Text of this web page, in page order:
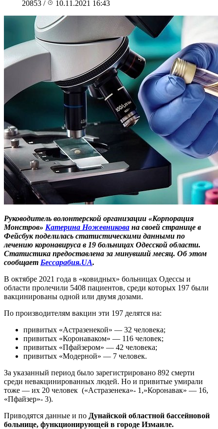
20853 / 10.11.2021 16:43
Руководитель волонтерской организации «Корпорация
Монстров» Катерина Ножевникова на своей странице в
Фейсбук поделилась статистическими данными по
лечению коронавируса в 19 больницах Одесской области.
Статистика предоставлена за минувший месяц. Об этом
сообщает Бессарабия.UA.
В октябре 2021 года в «ковидных» больницах Одессы и
области пролечили 5408 пациентов, среди которых 197 были
вакцинированы одной или двумя дозами.
По производителям вакцин эти 197 делятся на:
привитых «Астразенекой» — 32 человека;
привитых «Коронаваком» — 116 человек;
привитых «Пфайзером» — 42 человека;
привитых «Модерной» — 7 человек.
За указанный период было зарегистрировано 892 смерти
среди невакцинированных людей. Но и привитые умирали
тоже — их 20 человек («Астразенека»- 1,»Коронавак» — 16,
«Пфайзер»- 3).
Приводятся данные и по Дунайской областной бассейновой
больнице, функционирующей в городе Измаиле.